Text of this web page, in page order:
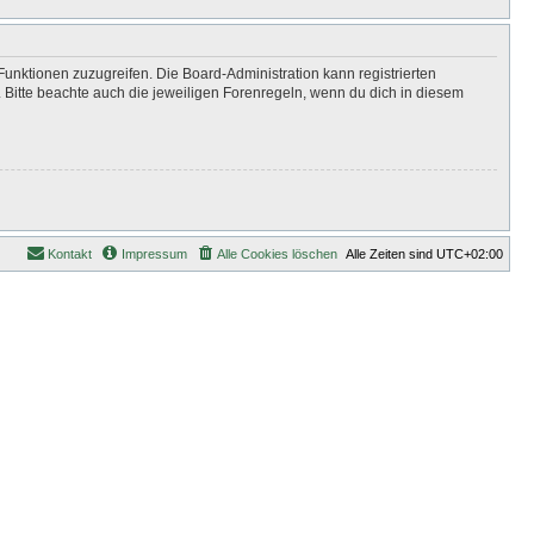
zuzugreifen. Die Board-Administration kann registrierten
beachte auch die jeweiligen Forenregeln, wenn du dich in diesem
Alle Zeiten sind UTC+02:00
Alle Cookies löschen
Impressum
Kontakt